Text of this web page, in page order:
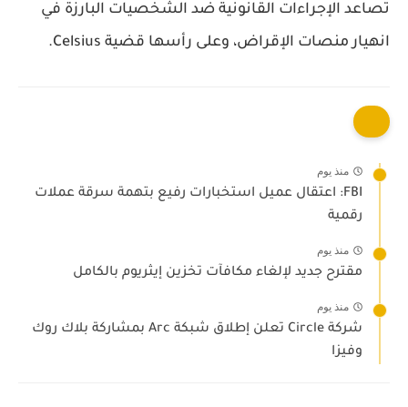
تصاعد الإجراءات القانونية ضد الشخصيات البارزة في
انهيار منصات الإقراض، وعلى رأسها قضية Celsius.
منذ يوم
FBI: اعتقال عميل استخبارات رفيع بتهمة سرقة عملات
رقمية
منذ يوم
مقترح جديد لإلغاء مكافآت تخزين إيثريوم بالكامل
منذ يوم
شركة Circle تعلن إطلاق شبكة Arc بمشاركة بلاك روك
وفيزا